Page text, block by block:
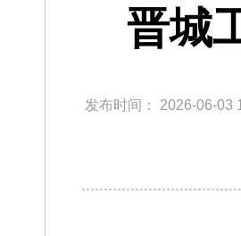
晋城
发布时间： 2026-06-03